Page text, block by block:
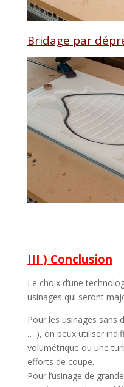
Bridage par
III ) Conclusion
Le choix d’une
usinages qui seront
Pour les usinages sans
… ), on peux utiliser
volumétrique ou une
efforts de coupe.
Pour l’usinage de